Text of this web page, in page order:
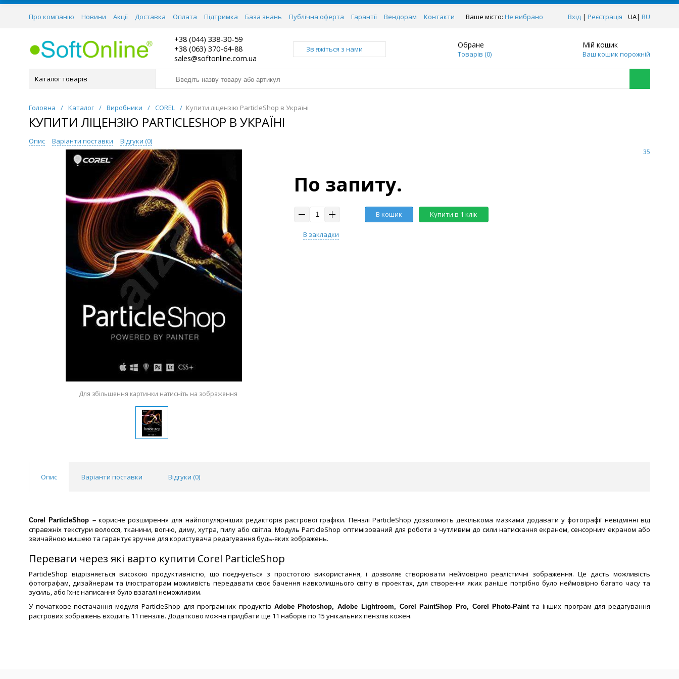
Ваше місто: Не вибрано Вхід | Реєстрація UA| RU
Про компанію Новини Акції Доставка Оплата Підтримка База знань Публічна оферта Гарантії Вендорам Контакти
+38 (044) 338-30-59
+38 (063) 370-64-88
sales@softonline.com.ua
Зв'яжіться з нами Обране
Товарів (0)
Мій кошик
Ваш кошик порожній
Каталог товарів
Головна / Каталог / Виробники / COREL / Купити ліцензію ParticleShop в Україні
КУПИТИ ЛІЦЕНЗІЮ PARTICLESHOP В УКРАЇНІ
Опис Варіанти поставки Відгуки (0)
Для збільшення картинки натисніть на зображення
35
По запиту.
В кошик Купити в 1 клік
В закладки
Опис Варіанти поставки Відгуки (0)
Corel ParticleShop –корисне розширення для найпопулярніших редакторів растрової графіки. Пензлі ParticleShop дозволяють декількома мазками додавати у фотографії невідмінні від
справжніх текстури волосся, тканини, вогню, диму, хутра, пилу або світла. Модуль ParticleShop оптимізований для роботи з чутливим до сили натискання екраном, сенсорним екраном або
звичайною мишею та гарантує зручне для користувача редагування будь-яких зображень.
Переваги через які варто купити Corel ParticleShop
ParticleShop відрізняється високою продуктивністю, що поєднується з простотою використання, і дозволяє створювати неймовірно реалістичні зображення. Це дасть можливість
фотографам, дизайнерам та ілюстраторам можливість передавати своє бачення навколишнього світу в проектах, для створення яких раніше потрібно було неймовірно багато часу та
зусиль, або їхнє написання було взагалі неможливим.
У початкове постачання модуля ParticleShop для програмних продуктів Adobe Photoshop, Adobe Lightroom, Corel PaintShop Pro, Corel Photo-Paintта інших програм для редагування
растрових зображень входить 11 пензлів. Додатково можна придбати ще 11 наборів по 15 унікальних пензлів кожен.